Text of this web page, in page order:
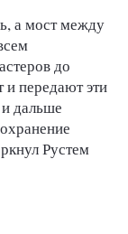
,амостмежду
до
и передают эти
идальше
Рустем